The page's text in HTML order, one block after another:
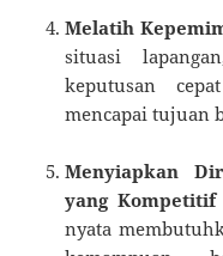
Melatih
situasi
keputusan
mencapai tujuan
Menyiapkan
yang Kompetitif
nyata